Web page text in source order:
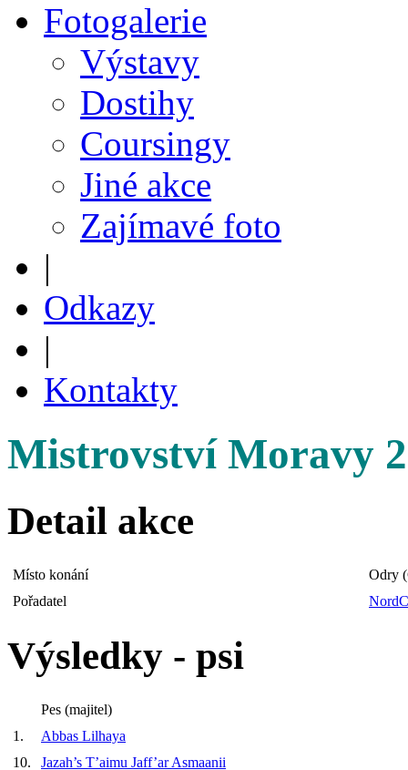
Fotogalerie
Výstavy
Dostihy
Coursingy
Jiné akce
Zajímavé foto
|
Odkazy
|
Kontakty
Mistrovství Moravy
Detail akce
Místo konání
Odry
Pořadatel
Výsledky - psi
Pes (majitel)
1.
Abbas Lilhaya
10.
Jazah’s T’aimu Jaff’ar Asmaanii